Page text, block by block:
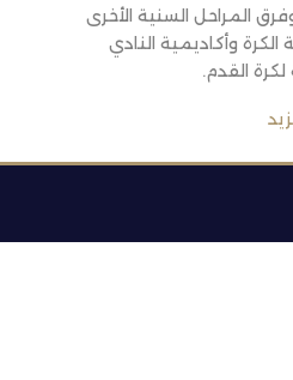
المراحل السنية الأخرى
وأكاديمية النادي
القدم.